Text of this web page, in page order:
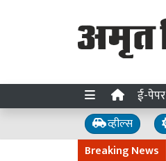
ई-पेपर
व्हील्स
Breaking News